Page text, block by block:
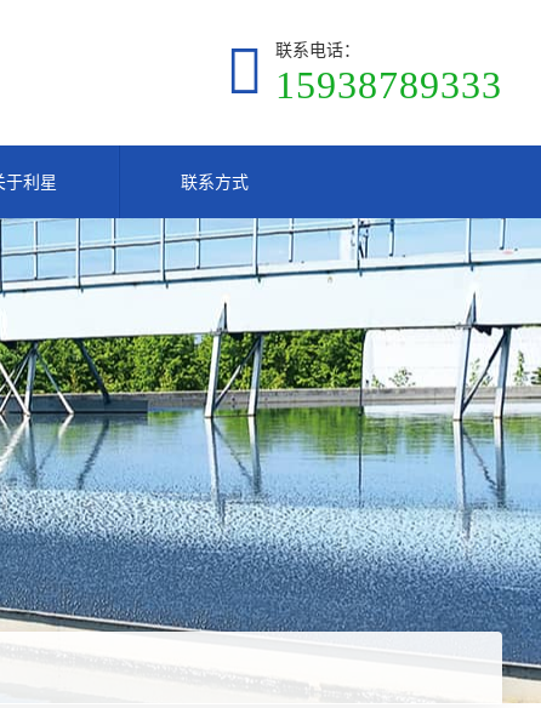
联系电话：
15938789333
于利星 联系方式